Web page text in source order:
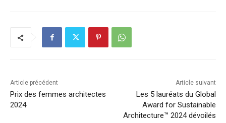
Article précédent
Prix des femmes architectes
2024
Article suivant
Les 5 lauréats du Global
Award for Sustainable
Architecture™ 2024 dévoilés